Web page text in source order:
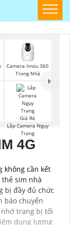
Camera Imou 360
Trong Nhà
Lắp Camera Ngụy
Trang
4G
không cần kết
sim nhà
bị đầy đủ chức
báo chuyển
trang bị tối
dung lượng